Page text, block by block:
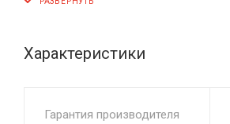
влажностью воздуха: в ванных,
Характеристики
Гарантия производителя